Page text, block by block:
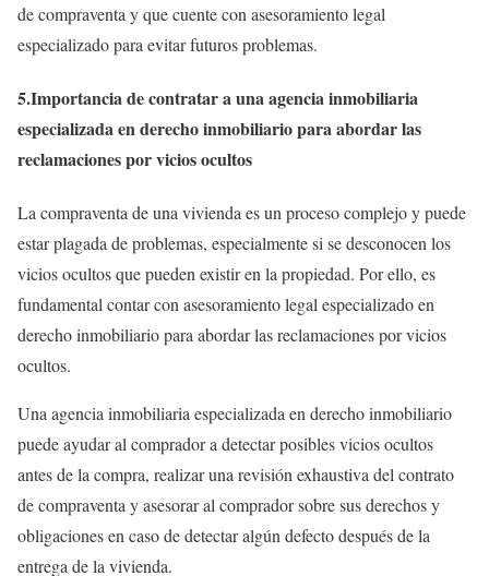
de compraventa y que cuente con asesoramiento legal
especializado para evitar futuros problemas.
5.Importancia de contratar a una agencia inmobiliaria
especializada en derecho inmobiliario para abordar las
reclamaciones por vicios ocultos
La compraventa de una vivienda es un proceso complejo y puede
estar plagada de problemas, especialmente si se desconocen los
vicios ocultos que pueden existir en la propiedad. Por ello, es
fundamental contar con asesoramiento legal especializado en
derecho inmobiliario para abordar las reclamaciones por vicios
ocultos.
Una agencia inmobiliaria especializada en derecho inmobiliario
puede ayudar al comprador a detectar posibles vicios ocultos
antes de la compra, realizar una revisión exhaustiva del contrato
de compraventa y asesorar al comprador sobre sus derechos y
obligaciones en caso de detectar algún defecto después de la
entrega de la vivienda.